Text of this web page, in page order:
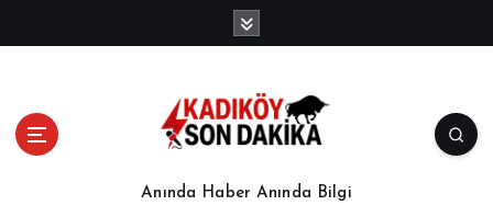
Anında Haber Anında Bilgi